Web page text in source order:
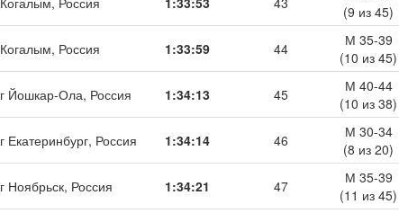
(9 из 45)
Когалым, Россия 1:33:59 44
М 35-39
(10 из 45)
г Йошкар-Ола, Россия 1:34:13 45
М 40-44
(10 из 38)
г Екатеринбург, Россия 1:34:14 46
М 30-34
(8 из 20)
г Ноябрьск, Россия 1:34:21 47
М 35-39
(11 из 45)